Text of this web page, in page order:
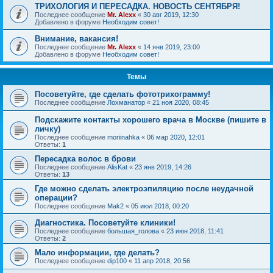
ТРИХОЛОГИЯ И ПЕРЕСАДКА. НОВОСТЬ СЕНТЯБРЯ!
Последнее сообщение Mr. Alexx « 30 авг 2019, 12:30
Добавлено в форуме Необходим совет!
Внимание, вакансия!
Последнее сообщение Mr. Alexx « 14 янв 2019, 23:00
Добавлено в форуме Необходим совет!
Темы
Посоветуйте, где сделать фототрихограмму!
Последнее сообщение Лохманатор « 21 ноя 2020, 08:45
Подскажите контакты хорошего врача в Москве (пишите в
личку)
Последнее сообщение moriinahka « 06 мар 2020, 12:01
Ответы: 1
Пересадка волос в брови
Последнее сообщение AlisKat « 23 янв 2019, 14:26
Ответы: 13
Где можно сделать электроэпиляцию после неудачной
операции?
Последнее сообщение Mak2 « 05 июл 2018, 00:20
Диагностика. Посоветуйте клиники!
Последнее сообщение большая_голова « 23 июн 2018, 11:41
Ответы: 2
Мало информации, где делать?
Последнее сообщение dip100 « 11 апр 2018, 20:56